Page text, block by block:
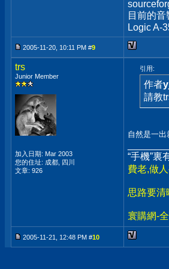
目前的音
Logic A-
2005-11-20, 10:11 PM #9
trs
Junior Member
加入日期: Mar 2003
您的住址: 成都, 四川
文章: 926
引用:
作者
請教
自然是一
“手機”裏
費老,做
思路要清
寰購網-
2005-11-21, 12:48 PM #10